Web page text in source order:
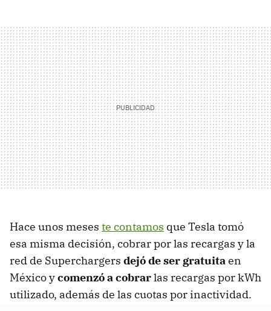
Hace unos meses te contamos que Tesla tomó
esa misma decisión, cobrar por las recargas y la
red de Superchargers dejó de ser gratuitaen
México ycomenzó a cobrarlas recargas por kWh
utilizado, además de las cuotas por inactividad.